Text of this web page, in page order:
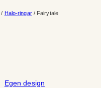
/ Halo-ringar/ Fairytale
Egen design